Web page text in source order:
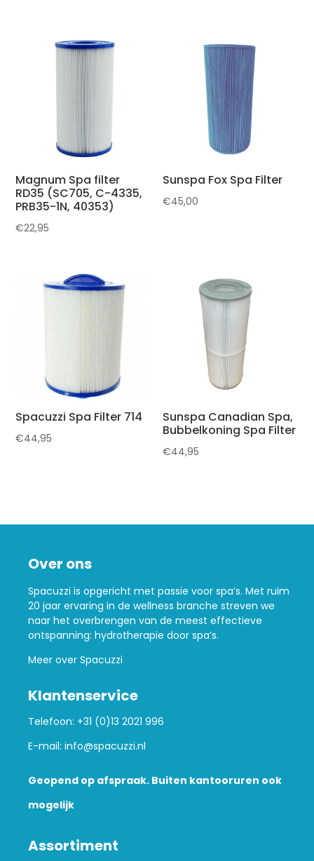
Magnum Spa filter
RD35 (SC705, C-4335,
PRB35-1N, 40353)
€22,95
Sunspa Fox Spa Filter
€45,00
Spacuzzi Spa Filter 714
€44,95
Sunspa Canadian Spa,
Bubbelkoning Spa Filter
€44,95
Over ons
Spacuzzi is opgericht met passie voor spa’s. Met ruim
20 jaar ervaring in de wellness branche streven we
naar het overbrengen van de meest effectieve
ontspanning: hydrotherapie door spa’s.
Meer over Spacuzzi
Klantenservice
Telefoon: +31 (0)13 2021 996
E-mail: info@spacuzzi.nl
Geopend op afspraak. Buiten kantooruren ook
mogelijk
Assortiment